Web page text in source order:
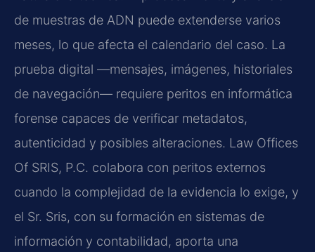
de muestras de ADN puede extenderse varios
meses, lo que afecta el calendario del caso. La
prueba digital —mensajes, imágenes, historiales
de navegación— requiere peritos en informática
forense capaces de verificar metadatos,
autenticidad y posibles alteraciones. Law Offices
Of SRIS, P.C. colabora con peritos externos
cuando la complejidad de la evidencia lo exige, y
el Sr. Sris, con su formación en sistemas de
información y contabilidad, aporta una